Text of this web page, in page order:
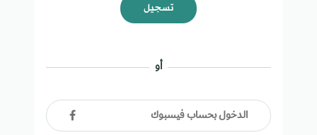
تسجيل
أو
الدخول بحساب فيسبوك